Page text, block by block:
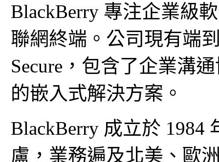
BlackBerry 專注企業級
聯網終端。公司現有端
Secure，包含了企業溝
的嵌入式解決方案。
BlackBerry 成立於 1984
盧，業務遍及北美、歐